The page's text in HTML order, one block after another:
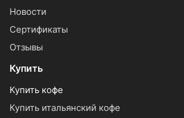
Новости
Сертификаты
Отзывы
Купить
Купить кофе
Купить итальянский кофе